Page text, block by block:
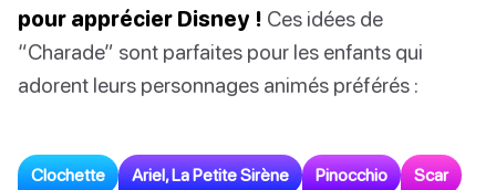
pour apprécier Disney ! Ces idées de
“Charade” sont parfaites pour les enfants qui
adorent leurs personnages animés préférés :
Clochette Ariel, La Petite Sirène Pinocchio Scar